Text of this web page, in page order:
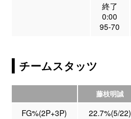
終了
0:00
95-70
チームスタッツ
藤枝明誠
FG%(2P+3P) 22.7%(5/22)